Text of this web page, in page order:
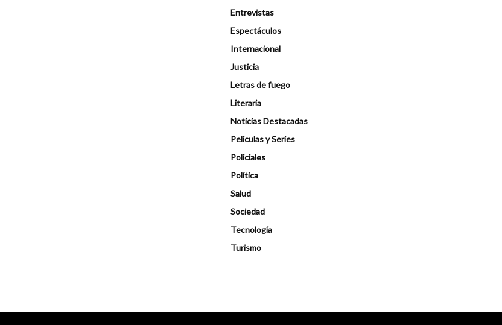
Entrevistas
Espectáculos
Internacional
Justicia
Letras de fuego
Literaria
Noticias Destacadas
Peliculas y Series
Policiales
Política
Salud
Sociedad
Tecnología
Turismo